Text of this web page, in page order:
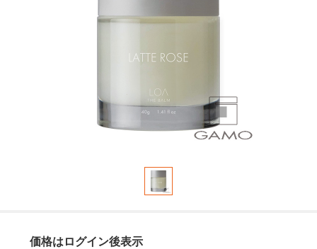
価格はログイン後表示